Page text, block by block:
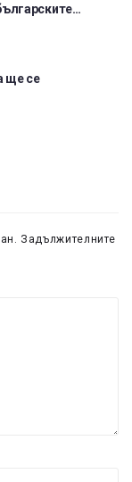
ще се
Задължителните